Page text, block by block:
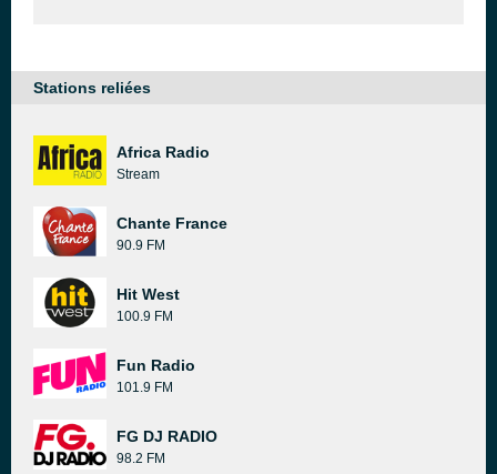
Stations reliées
Africa Radio
Stream
Chante France
90.9 FM
Hit West
100.9 FM
Fun Radio
101.9 FM
FG DJ RADIO
98.2 FM